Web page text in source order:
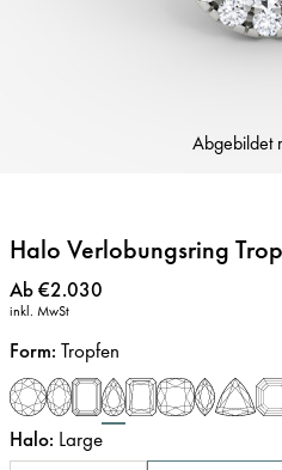
Abgebildet
Halo Verlobungsring
Preis:
Ab €2.030
inkl. MwSt
Form: Tropfen
Halo: Large